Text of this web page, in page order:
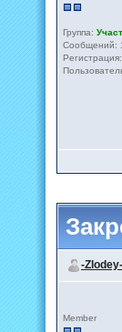
Группа:
Сообщений:
-Zlodey-
Member